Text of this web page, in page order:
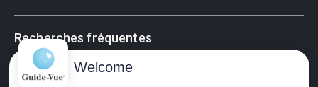
Recherches fréquentes
Pathologies adultes
Signes d'une urgence ophtalmologique
Welcome